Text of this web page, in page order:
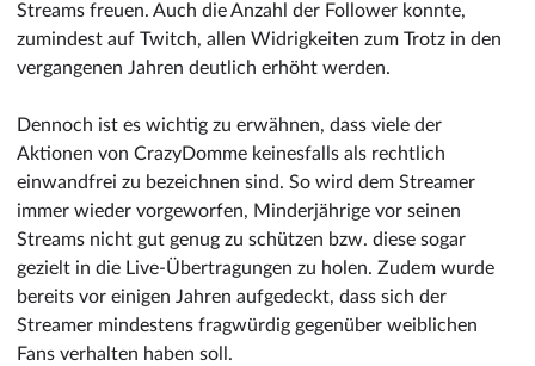
Streams freuen. Auch die Anzahl der Follower konnte,
zumindest auf Twitch, allen Widrigkeiten zum Trotz in den
vergangenen Jahren deutlich erhöht werden.
Dennoch ist es wichtig zu erwähnen, dass viele der
Aktionen von CrazyDomme keinesfalls als rechtlich
einwandfrei zu bezeichnen sind. So wird dem Streamer
immer wieder vorgeworfen, Minderjährige vor seinen
Streams nicht gut genug zu schützen bzw. diese sogar
gezielt in die Live-Übertragungen zu holen. Zudem wurde
bereits vor einigen Jahren aufgedeckt, dass sich der
Streamer mindestens fragwürdig gegenüber weiblichen
Fans verhalten haben soll.